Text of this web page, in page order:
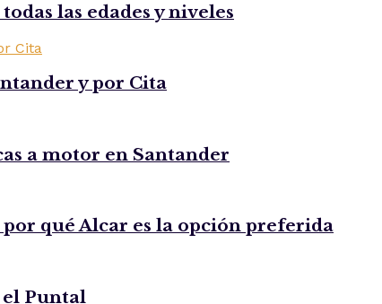
las edades y niveles
y por Cita
a motor en Santander
qué Alcar es la opción preferida
Puntal